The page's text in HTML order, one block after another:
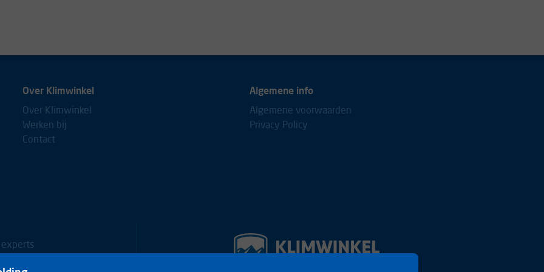
Over Klimwinkel
Over Klimwinkel
Werken bij
Contact
Algemene info
Algemene voorwaarden
Privacy Policy